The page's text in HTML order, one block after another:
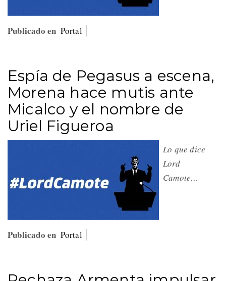
Publicado en Portal
Espía de Pegasus a escena,
Morena hace mutis ante
Micalco y el nombre de
Uriel Figueroa
Lo que dice
Lord
Camote…
Publicado en Portal